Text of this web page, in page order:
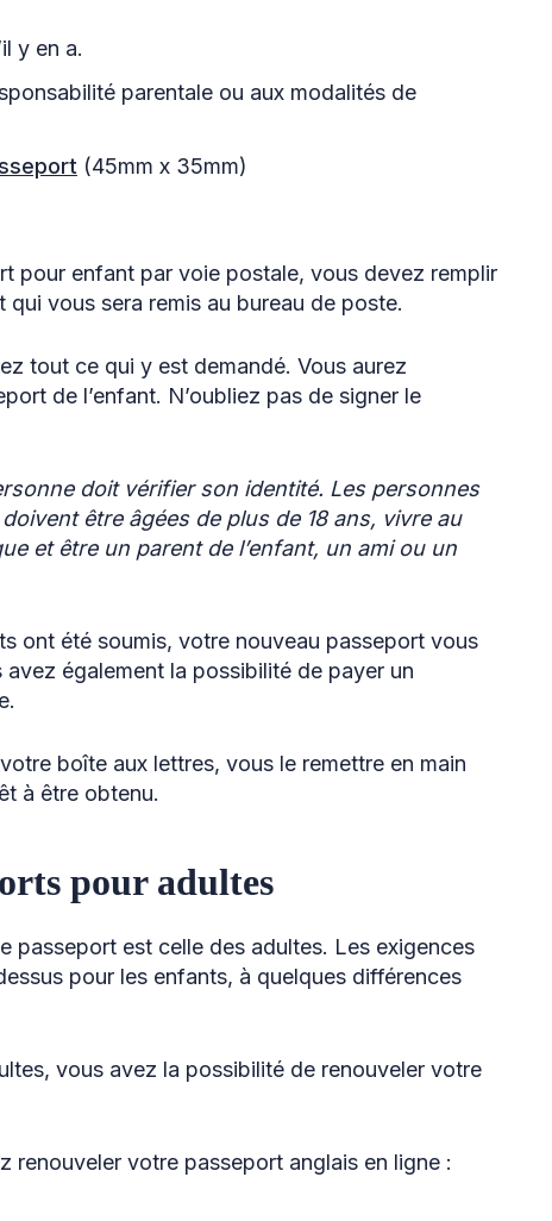
y en a.
parentale ou aux modalités de
(45mm x 35mm)
pour enfant par voie postale, vous devez remplir
vous sera remis au bureau de poste.
tout ce qui y est demandé. Vous aurez
de l’enfant. N’oubliez pas de signer le
doit vérifier son identité. Les personnes
être âgées de plus de 18 ans, vivre au
et être un parent de l’enfant, un ami ou un
ont été soumis, votre nouveau passeport vous
également la possibilité de payer un
boîte aux lettres, vous le remettre en main
à être obtenu.
pour adultes
passeport est celle des adultes. Les exigences
pour les enfants, à quelques différences
vous avez la possibilité de renouveler votre
votre passeport anglais en ligne :